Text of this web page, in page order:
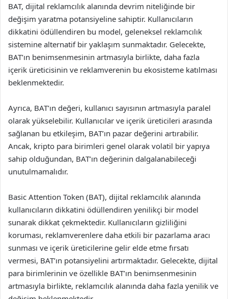
BAT, dijital reklamcılık alanında devrim niteliğinde bir
değişim yaratma potansiyeline sahiptir. Kullanıcıların
dikkatini ödüllendiren bu model, geleneksel reklamcılık
sistemine alternatif bir yaklaşım sunmaktadır. Gelecekte,
BAT’ın benimsenmesinin artmasıyla birlikte, daha fazla
içerik üreticisinin ve reklamverenin bu ekosisteme katılması
beklenmektedir.
Ayrıca, BAT’ın değeri, kullanıcı sayısının artmasıyla paralel
olarak yükselebilir. Kullanıcılar ve içerik üreticileri arasında
sağlanan bu etkileşim, BAT’ın pazar değerini artırabilir.
Ancak, kripto para birimleri genel olarak volatil bir yapıya
sahip olduğundan, BAT’ın değerinin dalgalanabileceği
unutulmamalıdır.
Basic Attention Token (BAT), dijital reklamcılık alanında
kullanıcıların dikkatini ödüllendiren yenilikçi bir model
sunarak dikkat çekmektedir. Kullanıcıların gizliliğini
koruması, reklamverenlere daha etkili bir pazarlama aracı
sunması ve içerik üreticilerine gelir elde etme fırsatı
vermesi, BAT’ın potansiyelini artırmaktadır. Gelecekte, dijital
para birimlerinin ve özellikle BAT’ın benimsenmesinin
artmasıyla birlikte, reklamcılık alanında daha fazla yenilik ve